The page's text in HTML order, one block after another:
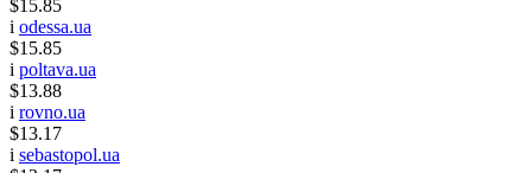
$15.85
i odessa.ua
$15.85
i poltava.ua
$13.88
i rovno.ua
$13.17
i sebastopol.ua